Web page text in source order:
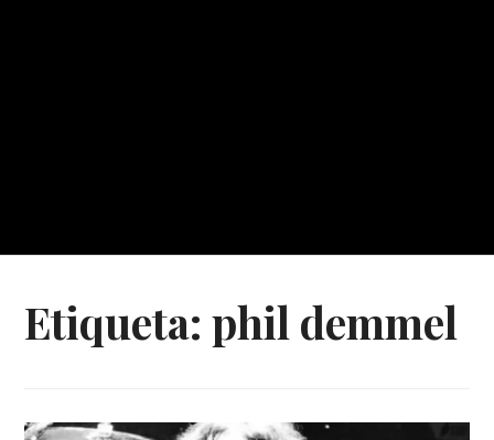
Etiqueta:phil demmel